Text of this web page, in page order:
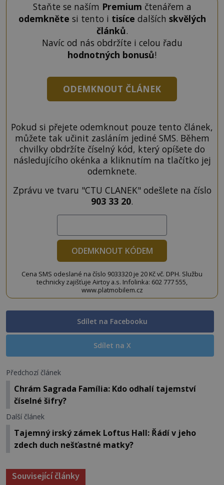
Staňte se naším Premium čtenářem a
odemkněte si tento i tisíce dalších skvělých
článků.
Navíc od nás obdržíte i celou řadu
hodnotných bonusů!
ODEMKNOUT ČLÁNEK
Pokud si přejete odemknout pouze tento článek,
můžete tak učinit zasláním jediné SMS. Během
chvilky obdržíte číselný kód, který opíšete do
následujícího okénka a kliknutím na tlačítko jej
odemknete.
Zprávu ve tvaru "CTU CLANEK" odešlete na číslo
903 33 20.
ODEMKNOUT KÓDEM
Cena SMS odeslané na číslo 9033320 je 20 Kč vč. DPH. Službu
technicky zajišťuje Airtoy a.s. Infolinka: 602 777 555,
www.platmobilem.cz
Sdílet na Facebooku
Sdílet na X
Předchozí článek
Chrám Sagrada Família: Kdo odhalí tajemství
číselné šifry?
Další článek
Tajemný irský zámek Loftus Hall: Řádí v jeho
zdech duch nešťastné matky?
Související články